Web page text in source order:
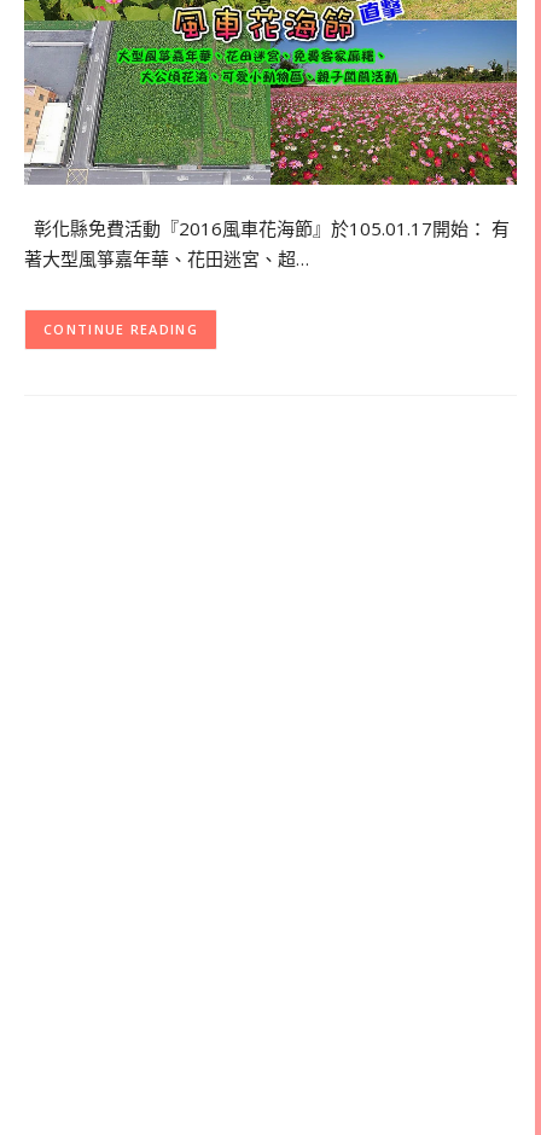
彰化縣免費活動『2016風車花海節』於105.01.17開始： 有
著大型風箏嘉年華、花田迷宮、超…
CONTINUE READING